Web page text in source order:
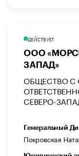
ДЕЙСТВУЕТ
ООО
ЗАПАД»
ОБЩЕСТВО С
СЕВЕРО-
Генеральный
Покровская